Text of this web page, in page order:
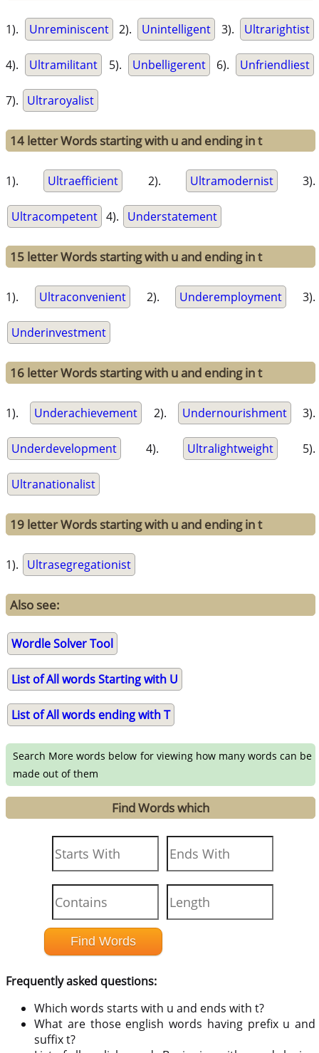
1). Unreminiscent 2). Unintelligent 3). Ultrarightist
4). Ultramilitant 5). Unbelligerent 6). Unfriendliest
7). Ultraroyalist
14 letter Words starting with u and ending in t
1). Ultraefficient 2). Ultramodernist 3).
Ultracompetent 4). Understatement
15 letter Words starting with u and ending in t
1). Ultraconvenient 2). Underemployment 3).
Underinvestment
16 letter Words starting with u and ending in t
1). Underachievement 2). Undernourishment 3).
Underdevelopment 4). Ultralightweight 5).
Ultranationalist
19 letter Words starting with u and ending in t
1). Ultrasegregationist
Also see:
Wordle Solver Tool
List of All words Starting with U
List of All words ending with T
Search More words below for viewing how many words can be
made out of them
Find Words which
Frequently asked questions:
Which words starts with u and ends with t?
What are those english words having prefix u and
suffix t?